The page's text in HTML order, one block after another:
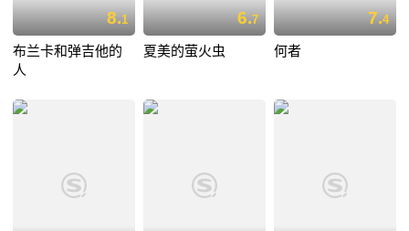
8.1
布兰卡和弹吉他的
人
6.7
夏美的萤火虫
7.4
何者